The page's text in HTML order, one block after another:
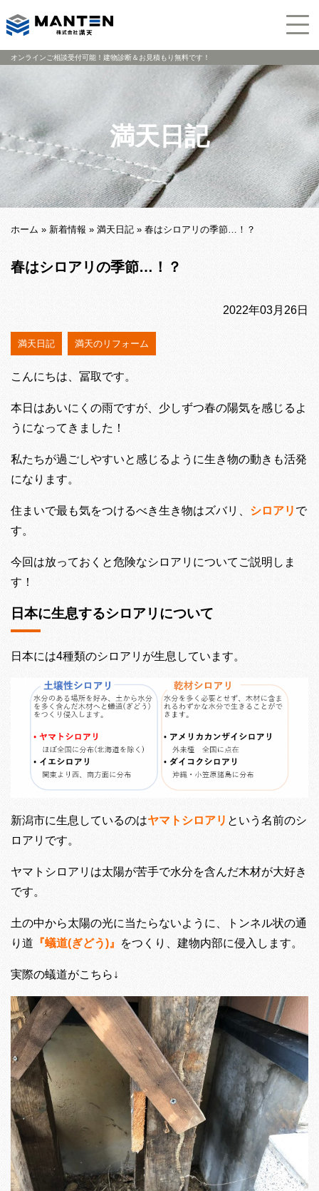
オンラインご相談受付可能！建物診断＆お見積もり無料です！
満天日記
ホーム » 新着情報 » 満天日記 » 春はシロアリの季節…！？
春はシロアリの季節…！？
2022年03月26日
満天日記 満天のリフォーム
こんにちは、冨取です。
本日はあいにくの雨ですが、少しずつ春の陽気を感じるよ
うになってきました！
私たちが過ごしやすいと感じるように生き物の動きも活発
になります。
住まいで最も気をつけるべき生き物はズバリ、 シロアリ で
す。
今回は放っておくと危険なシロアリについてご説明しま
す！
日本に生息するシロアリについて
日本には4種類のシロアリが生息しています。
新潟市に生息しているのはヤマトシロアリ という名前のシ
ロアリです。
ヤマトシロアリは太陽が苦手で水分を含んだ木材が大好き
です。
土の中から太陽の光に当たらないように、トンネル状の通
り道 『蟻道(ぎどう)』 をつくり、建物内部に侵入します。
実際の蟻道がこちら↓